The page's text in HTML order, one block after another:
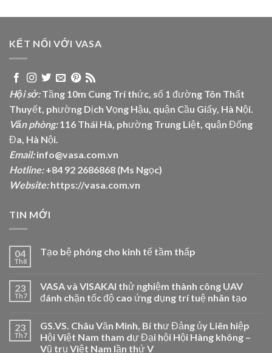
KẾT NỐI VỚI VASA
Hội sở:Tầng 10m Cung Trí thức, số 1 đường Tôn Thất
Thuyết, phường Dịch Vọng Hậu, quận Cầu Giấy, Hà Nội.
Văn phòng:116 Thái Hà, phường Trung Liệt, quận Đống
Đa, Hà Nội.
Email:info@vasa.com.vn
Hotline:+84 92 2686868 (Ms Ngọc)
Website: https://vasa.com.vn
TIN MỚI
04
Th8
Tạo bệ phóng cho kinh tế tầm thấp
23
Th7
VASA và VISAKAI thử nghiệm thành công UAV
đánh chặn tốc độ cao ứng dụng trí tuệ nhân tạo
23
Th7
GS.VS. Châu Văn Minh, Bí thư Đảng ủy Liên hiệp
Hội Việt Nam tham dự Đại hội Hội Hàng không –
Vũ trụ Việt Nam lần thứ V